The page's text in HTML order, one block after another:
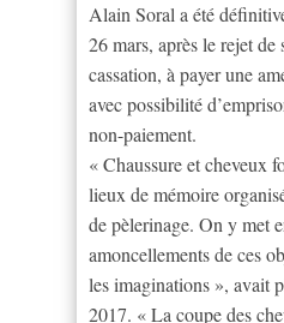
Alain Soral a été
26 mars, après le rejet de
cassation, à payer une
avec possibilité
non-paiement.
« Chaussure et cheveux
lieux de mémoire
de pèlerinage. On y met
amoncellements de ces
les imaginations », avait
2017. « La coupe des